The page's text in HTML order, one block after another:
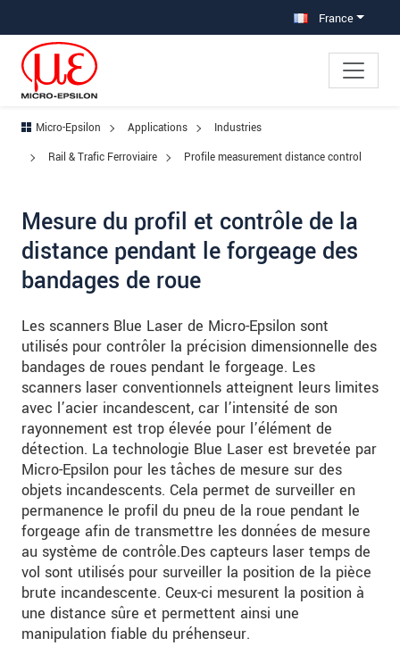
France
Micro-Epsilon Applications
Industries
Rail & Trafic Ferroviaire
Profile measurement distance control
Mesure du profil et contrôle de la
distance pendant le forgeage des
bandages de roue
Les scanners Blue Laser de Micro-Epsilon sont
utilisés pour contrôler la précision dimensionnelle des
bandages de roues pendant le forgeage. Les
scanners laser conventionnels atteignent leurs limites
avec l’acier incandescent, car l’intensité de son
rayonnement est trop élevée pour l’élément de
détection. La technologie Blue Laser est brevetée par
Micro-Epsilon pour les tâches de mesure sur des
objets incandescents. Cela permet de surveiller en
permanence le profil du pneu de la roue pendant le
forgeage afin de transmettre les données de mesure
au système de contrôle.Des capteurs laser temps de
vol sont utilisés pour surveiller la position de la pièce
brute incandescente. Ceux-ci mesurent la position à
une distance sûre et permettent ainsi une
manipulation fiable du préhenseur.